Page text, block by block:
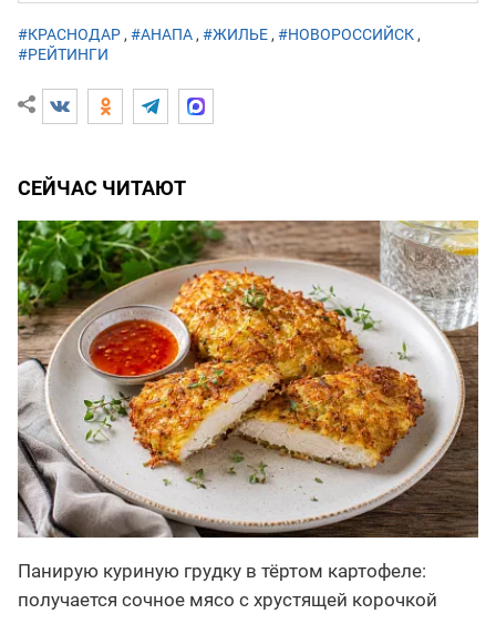
#КРАСНОДАР, #АНАПА, #ЖИЛЬЕ, #НОВОРОССИЙСК,
#РЕЙТИНГИ
СЕЙЧАС ЧИТАЮТ
Панирую куриную грудку в тёртом картофеле:
получается сочное мясо с хрустящей корочкой